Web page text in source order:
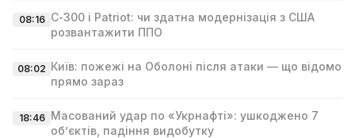
08:16 С‑300 і Patriot: чи здатна модернізація з США
розвантажити ППО
08:02 Київ: пожежі на Оболоні після атаки — що відомо
прямо зараз
18:46 Масований удар по «Укрнафті»: ушкоджено 7
об’єктів, падіння видобутку